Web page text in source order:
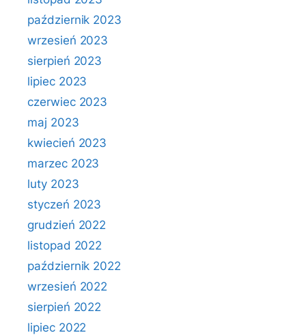
październik 2023
wrzesień 2023
sierpień 2023
lipiec 2023
czerwiec 2023
maj 2023
kwiecień 2023
marzec 2023
luty 2023
styczeń 2023
grudzień 2022
listopad 2022
październik 2022
wrzesień 2022
sierpień 2022
lipiec 2022